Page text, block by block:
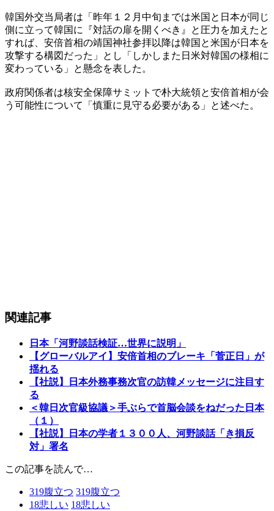
韓国外交当局者は「昨年１２月中旬までは米国と日本が同じ
側に立って韓国に『対話の扉を開くべき』と圧力を加えたと
すれば、安倍首相の靖国神社参拝以降は韓国と米国が日本を
攻撃する構図だった」とし「しかしまた日米対韓国の様相に
変わっている」と懸念を表した。
政府関係者は核安全保障サミットで朴大統領と安倍首相が会
う可能性について「慎重に見守る必要がある」と述べた。
関連記事
日本「河野談話検証…世界に説明」
【グローバルアイ】安倍首相のブレーキ「菅正日」が
揺れる
【社説】日本外務事務次官の訪韓メッセージに注目す
る
＜韓日次官級協議＞手ぶらで首脳会談をねだった日本
（１）
【社説】日本の学者１３００人、河野談話「き損反
対」署名
この記事を読んで…
319腹立つ 319腹立つ
18悲しい 18悲しい